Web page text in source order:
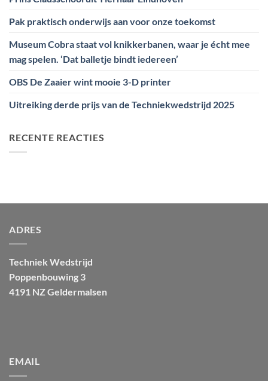
Pak praktisch onderwijs aan voor onze toekomst
Museum Cobra staat vol knikkerbanen, waar je écht mee
mag spelen. ‘Dat balletje bindt iedereen’
OBS De Zaaier wint mooie 3-D printer
Uitreiking derde prijs van de Techniekwedstrijd 2025
RECENTE REACTIES
ADRES
Techniek Wedstrijd
Poppenbouwing 3
4191 NZ Geldermalsen
EMAIL